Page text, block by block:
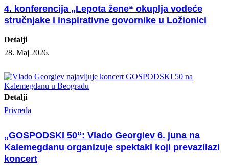
4. konferencija „Lepota žene“ okuplja vodeće
stručnjake i inspirativne govornike u Ložionici
Detalji
28. Maj 2026.
Detalji
Privreda
„GOSPODSKI 50“: Vlado Georgiev 6. juna na
Kalemegdanu organizuje spektakl koji prevazilazi
koncert